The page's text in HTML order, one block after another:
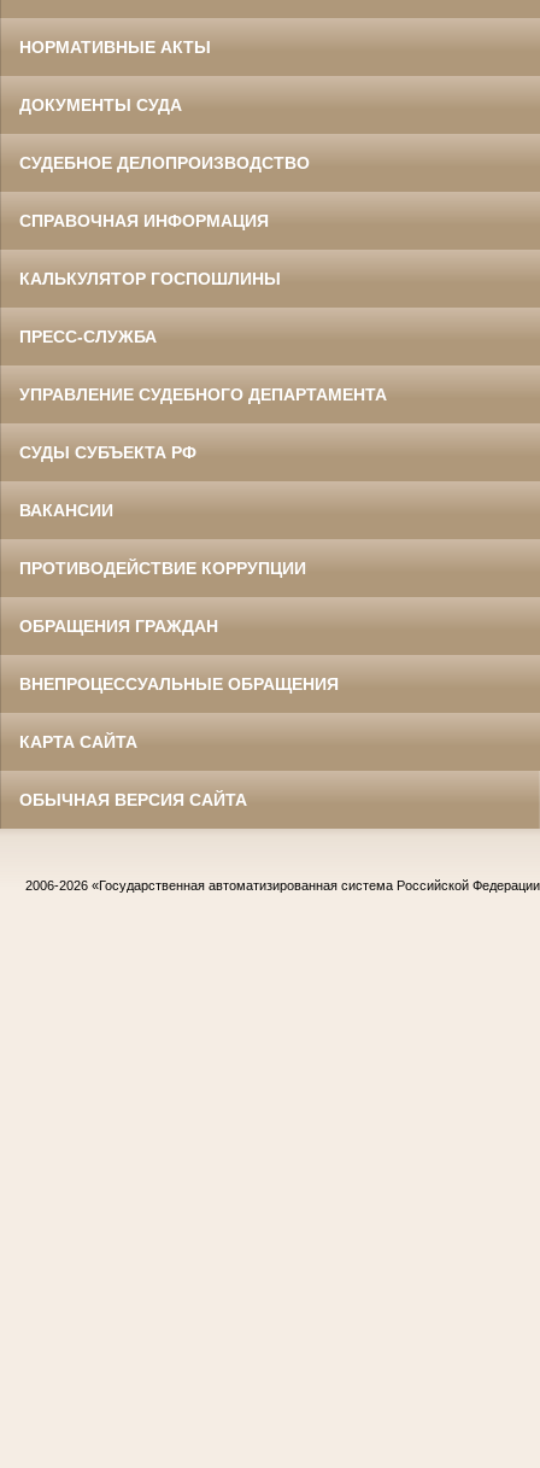
НОРМАТИВНЫЕ АКТЫ
ДОКУМЕНТЫ СУДА
СУДЕБНОЕ ДЕЛОПРОИЗВОДСТВО
СПРАВОЧНАЯ ИНФОРМАЦИЯ
КАЛЬКУЛЯТОР ГОСПОШЛИНЫ
ПРЕСС-СЛУЖБА
УПРАВЛЕНИЕ СУДЕБНОГО ДЕПАРТАМЕНТА
СУДЫ СУБЪЕКТА РФ
ВАКАНСИИ
ПРОТИВОДЕЙСТВИЕ КОРРУПЦИИ
ОБРАЩЕНИЯ ГРАЖДАН
ВНЕПРОЦЕССУАЛЬНЫЕ ОБРАЩЕНИЯ
КАРТА САЙТА
ОБЫЧНАЯ ВЕРСИЯ САЙТА
2006-2026 «Государственная автоматизированная система Российской